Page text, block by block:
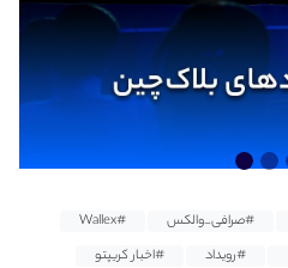
#صرافی_والکس
#Wallex
#رویداد
#اخبار کریپتو